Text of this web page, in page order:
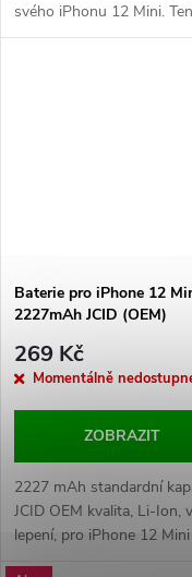
svého iPhonu 12 Mini.
kryt obsahuje zvětšený
Baterie pro iPhone 12
2227mAh JCID (OEM)
269 Kč
Momentálně
ZOBRAZIT
2227 mAh standardní
JCID OEM kvalita, Li-Ion,
lepení, pro iPhone 12 Mini